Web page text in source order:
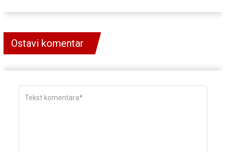
Ostavi komentar